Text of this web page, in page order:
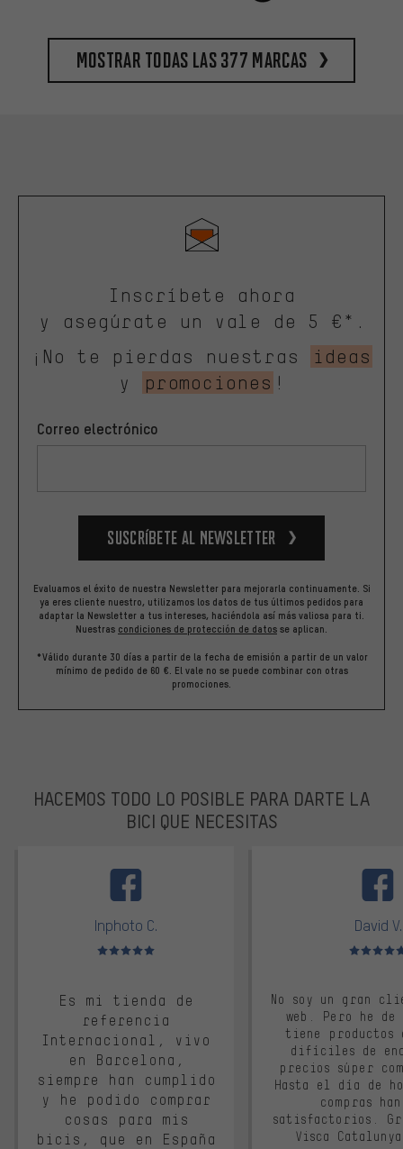
Mostrar todas las 377 marcas
Inscríbete ahora
y asegúrate un vale de 5 €*.
¡No te pierdas nuestras
ideas
y
promociones !
Correo electrónico
Suscríbete al newsletter
Evaluamos el éxito de nuestra Newsletter para mejorarla continuamente. Si
ya eres cliente nuestro, utilizamos los datos de tus últimos pedidos para
adaptar la Newsletter a tus intereses, haciéndola así más valiosa para ti.
Nuestras condiciones de protección de datos se aplican.
*Válido durante 30 días a partir de la fecha de emisión a partir de un valor
mínimo de pedido de 60 €. El vale no se puede combinar con otras
promociones.
HACEMOS TODO LO POSIBLE PARA DARTE LA
BICI QUE NECESITAS
Inphoto C.
Valoración media: 5 de 5
Es mi tienda de
referencia
Internacional, vivo
en Barcelona,
siempre han cumplido
y he podido comprar
cosas para mis
bicis, que en España
David V.
Valoración
No soy un gran
web. Pero he
tiene productos
difíciles de
precios súper
Hasta el día de
compras
satisfactorios.
Visca